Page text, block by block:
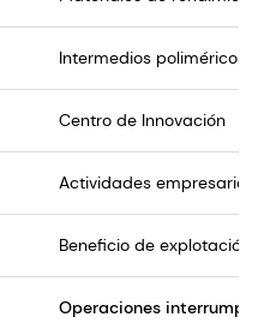
Intermedios poliméricos
Centro de Innovación
Actividades
Beneficio de explotación
Operaciones